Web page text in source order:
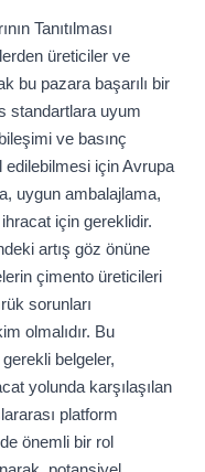
Tanıtılması
üreticiler ve
bu pazara başarılı bir
standartlara uyum
ve basınç
edilebilmesi için Avrupa
uygun ambalajlama,
için gereklidir.
artış göz önüne
çimento üreticileri
sorunları
olmalıdır. Bu
belgeler,
yolunda karşılaşılan
platform
önemli bir rol